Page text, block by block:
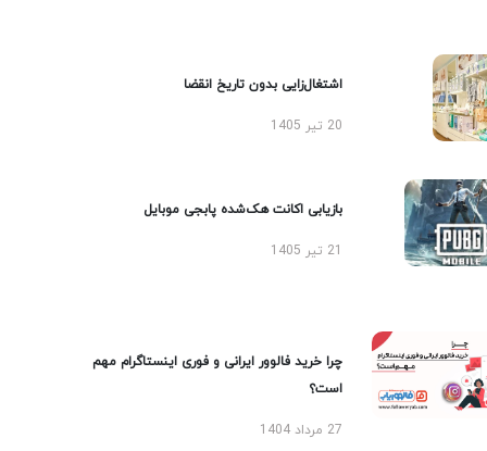
اشتغال‌زایی بدون تاریخ انقضا
20 تیر 1405
بازیابی اکانت هک‌شده پابجی موبایل
چرا خرید فالوور ایرانی و فوری اینستاگرام مهم
است؟
27 مرداد 1404